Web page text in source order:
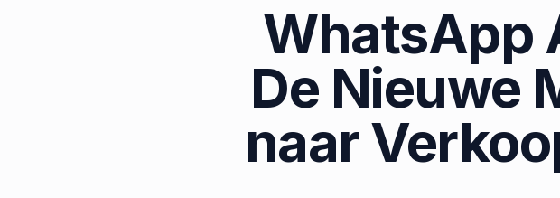
WhatsApp
De Nieuwe
naar